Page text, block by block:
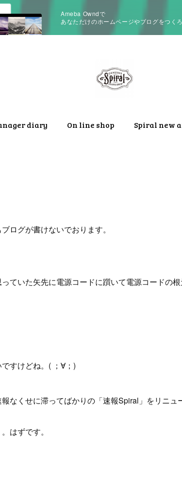
Ameba Owndで
あなただけのホームページやブログをつく
diary On line shop Spiral new
ログが書けないでおります。
ていた矢先に電源コードに躓いて電源コードの根
すけどね。( ；∀；)
なくせに滞ってばかりの「速報Spiral」をリニュ
はずです。